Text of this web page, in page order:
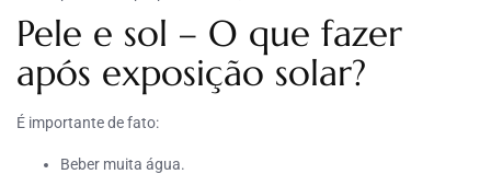
Pele e sol – O que fazer
após exposição solar?
É importante de fato:
Beber muita água.